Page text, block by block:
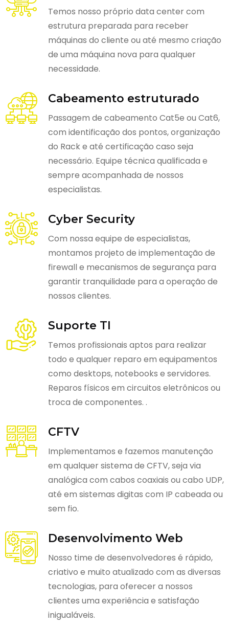
Temos nosso próprio data center com
estrutura preparada para receber
máquinas do cliente ou até mesmo criação
de uma máquina nova para qualquer
necessidade.
Cabeamento estruturado
Passagem de cabeamento Cat5e ou Cat6,
com identificação dos pontos, organização
do Rack e até certificação caso seja
necessário. Equipe técnica qualificada e
sempre acompanhada de nossos
especialistas.
Cyber Security
Com nossa equipe de especialistas,
montamos projeto de implementação de
firewall e mecanismos de segurança para
garantir tranquilidade para a operação de
nossos clientes.
Suporte TI
Temos profissionais aptos para realizar
todo e qualquer reparo em equipamentos
como desktops, notebooks e servidores.
Reparos físicos em circuitos eletrônicos ou
troca de componentes. .
CFTV
Implementamos e fazemos manutenção
em qualquer sistema de CFTV, seja via
analógica com cabos coaxiais ou cabo UDP,
até em sistemas digitas com IP cabeada ou
sem fio.
Desenvolvimento Web
Nosso time de desenvolvedores é rápido,
criativo e muito atualizado com as diversas
tecnologias, para oferecer a nossos
clientes uma experiência e satisfação
inigualáveis.